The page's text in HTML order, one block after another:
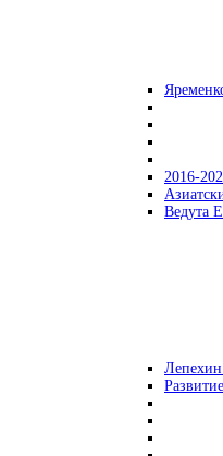
2016-
Ведута